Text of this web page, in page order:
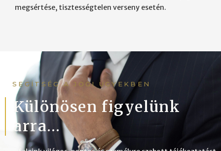
megsértése, tisztességtelen verseny esetén.
SEGÍTSÉG A JOGI ÜGYEKBEN
Különösen figyelünk
arra...